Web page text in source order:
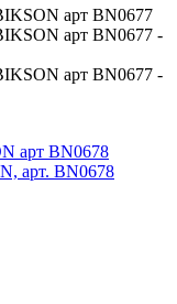
арт. BN0678